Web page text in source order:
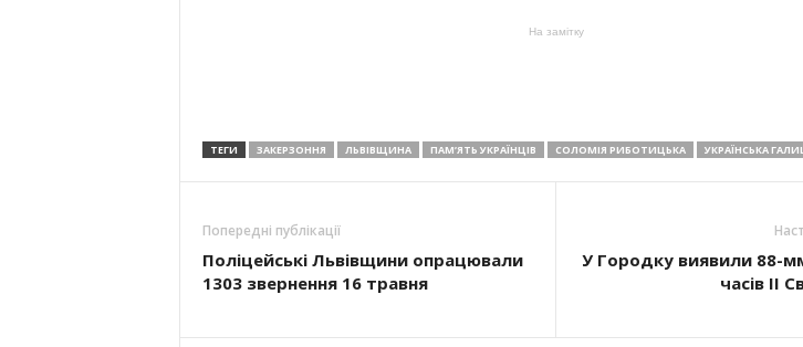
На замітку
ТЕГИ ЗАКЕРЗОННЯ ЛЬВІВЩИНА ПАМ’ЯТЬ УКРАЇНЦІВ СОЛОМІЯ РИБОТИЦЬКА УКРАЇНСЬКА
Попередні публікації
Поліцейські Львівщини опрацювали
1303 звернення 16 травня
У Городку виявили 88-
часів ІІ